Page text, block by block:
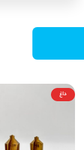
داغ